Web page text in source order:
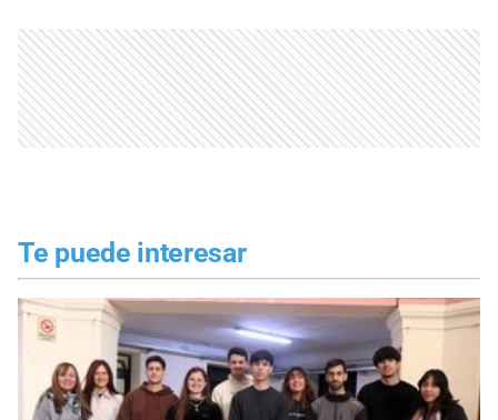
Te puede interesar